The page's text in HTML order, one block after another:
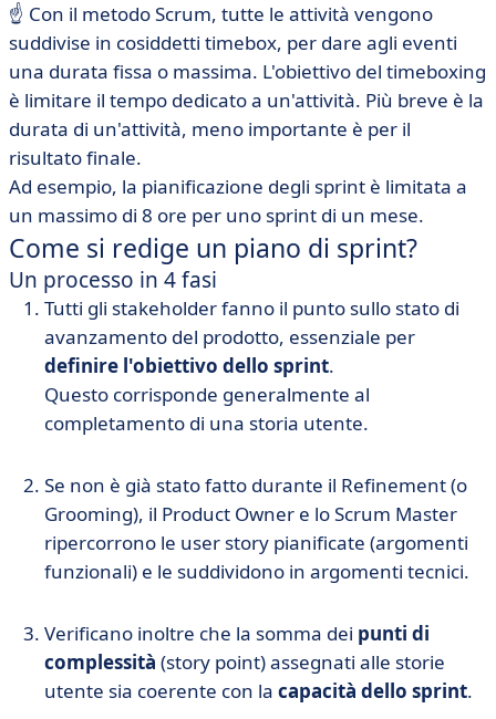
☝️ Con il metodoScrum, tutte le attività vengono
suddivise in cosiddetti timebox, per dare agli eventi
una durata fissa o massima. L'obiettivo del timeboxing
è limitare il tempo dedicato a un'attività. Più breve è la
durata di un'attività, meno importante è per il
risultato finale.
Ad esempio, la pianificazione degli sprint è limitata a
un massimo di 8 ore per uno sprint di un mese.
Come si redige un piano di sprint?
Un processo in 4 fasi
Tutti gli stakeholder fanno il punto sullo stato di
avanzamento del prodotto, essenziale per
definire l'obiettivo dello sprint.
Questo corrisponde generalmente al
completamento di una storia utente.
Se non è già stato fatto durante il Refinement (o
Grooming), il Product Owner e lo Scrum Master
ripercorrono le user story pianificate (argomenti
funzionali) e le suddividono in argomenti tecnici.
Verificano inoltre che la somma dei punti di
complessità (story point) assegnati alle storie
utente sia coerente con la capacità dello sprint.